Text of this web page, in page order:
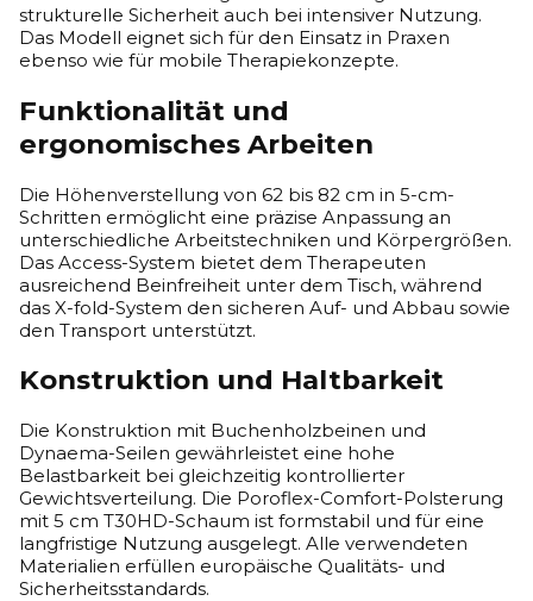
strukturelle Sicherheit auch bei intensiver Nutzung.
Das Modell eignet sich für den Einsatz in Praxen
ebenso wie für mobile Therapiekonzepte.
Funktionalität und
ergonomisches Arbeiten
Die Höhenverstellung von 62 bis 82 cm in 5-cm-
Schritten ermöglicht eine präzise Anpassung an
unterschiedliche Arbeitstechniken und Körpergrößen.
Das Access-System bietet dem Therapeuten
ausreichend Beinfreiheit unter dem Tisch, während
das X-fold-System den sicheren Auf- und Abbau sowie
den Transport unterstützt.
Konstruktion und Haltbarkeit
Die Konstruktion mit Buchenholzbeinen und
Dynaema-Seilen gewährleistet eine hohe
Belastbarkeit bei gleichzeitig kontrollierter
Gewichtsverteilung. Die Poroflex-Comfort-Polsterung
mit 5 cm T30HD-Schaum ist formstabil und für eine
langfristige Nutzung ausgelegt. Alle verwendeten
Materialien erfüllen europäische Qualitäts- und
Sicherheitsstandards.